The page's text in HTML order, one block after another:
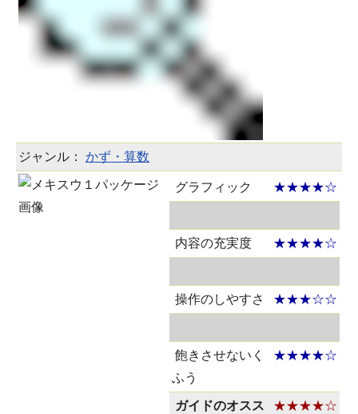
ジャンル： かず・算数
グラフィック
★★★★☆
内容の充実度 ★★★★☆
操作のしやすさ ★★★☆☆
飽きさせないく
ふう
★★★★☆
ガイドのオスス
★★★★☆